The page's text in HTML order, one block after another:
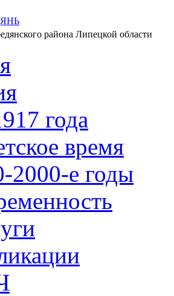
района Липецкой области
года
время
2000-е годы